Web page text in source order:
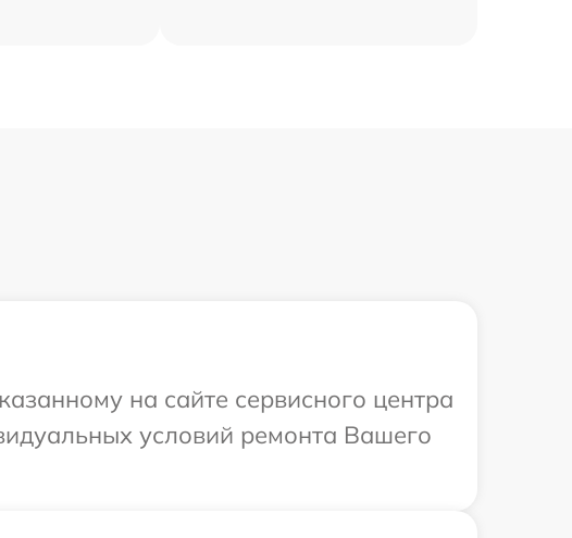
на сайте сервисного центра
условий ремонта Вашего